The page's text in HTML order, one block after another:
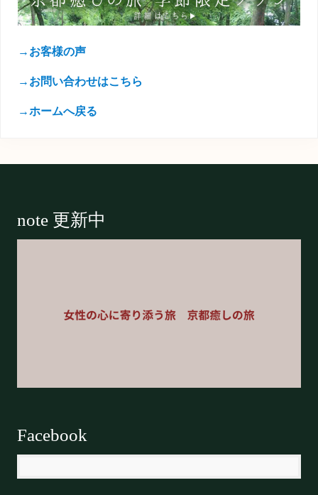
→お客様の声
→お問い合わせはこちら
→ホームへ戻る
note 更新中
Facebook